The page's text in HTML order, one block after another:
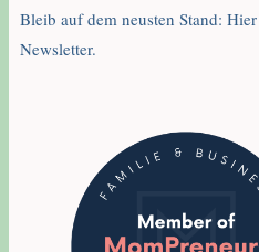
Bleib auf dem neusten Stand:
Newsletter.